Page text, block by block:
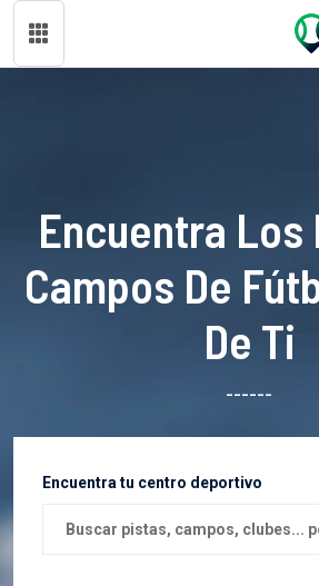
Encuentra Los
Campos De
De Ti
------
Encuentra tu centro deportivo